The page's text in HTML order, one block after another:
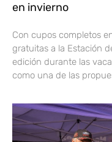
en invierno
Con cupos completos
gratuitas a la Estación
edición durante las
como una de las